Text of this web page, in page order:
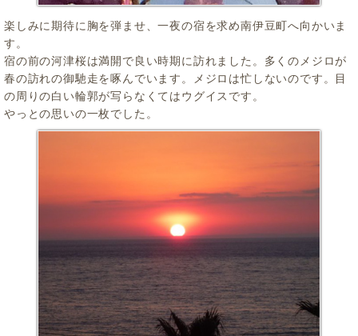
楽しみに期待に胸を弾ませ、一夜の宿を求め南伊豆町へ向かいま
す。
宿の前の河津桜は満開で良い時期に訪れました。多くのメジロが
春の訪れの御馳走を啄んでいます。メジロは忙しないのです。目
の周りの白い輪郭が写らなくてはウグイスです。
やっとの思いの一枚でした。